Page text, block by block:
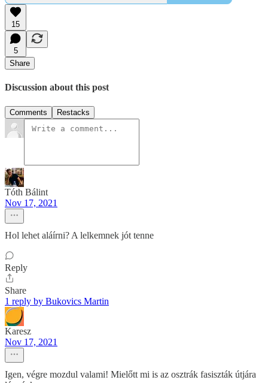
15
5
Share
Discussion about this post
Comments Restacks
Tóth Bálint
Nov 17, 2021
Hol lehet aláírni? A lelkemnek jót tenne
Reply
Share
1 reply by Bukovics Martin
Karesz
Nov 17, 2021
Igen, végre mozdul valami! Mielőtt mi is az osztrák fasiszták útjára